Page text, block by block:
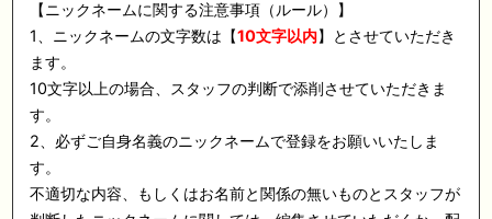
【ニックネームに関する注意事項（ルール）】
1、ニックネームの文字数は【10文字以内】とさせていただき
ます。
10文字以上の場合、スタッフの判断で添削させていただきま
す。
2、必ずご自身名義のニックネームで登録をお願いいたしま
す。
不適切な内容、もしくはお名前と関係の無いものとスタッフが